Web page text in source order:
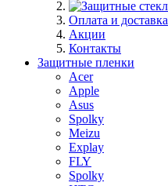
Оплата и доставка
Акции
Контакты
Защитные пленки
Acer
Apple
Asus
Spolky
Meizu
Explay
FLY
Spolky